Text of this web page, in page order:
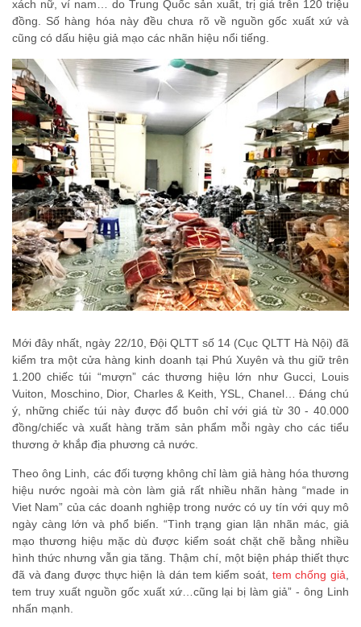
xách nữ, ví nam… do Trung Quốc sản xuất, trị giá trên 120 triệu
đồng. Số hàng hóa này đều chưa rõ về nguồn gốc xuất xứ và
cũng có dấu hiệu giả mạo các nhãn hiệu nổi tiếng.
Mới đây nhất, ngày 22/10, Đội QLTT số 14 (Cục QLTT Hà Nội) đã
kiểm tra một cửa hàng kinh doanh tại Phú Xuyên và thu giữ trên
1.200 chiếc túi “mượn” các thương hiệu lớn như Gucci, Louis
Vuiton, Moschino, Dior, Charles & Keith, YSL, Chanel… Đáng chú
ý, những chiếc túi này được đổ buôn chỉ với giá từ 30 - 40.000
đồng/chiếc và xuất hàng trăm sản phẩm mỗi ngày cho các tiểu
thương ở khắp địa phương cả nước.
Theo ông Linh, các đối tượng không chỉ làm giả hàng hóa thương
hiệu nước ngoài mà còn làm giả rất nhiều nhãn hàng “made in
Viet Nam” của các doanh nghiệp trong nước có uy tín với quy mô
ngày càng lớn và phổ biến. “Tình trạng gian lận nhãn mác, giả
mạo thương hiệu mặc dù được kiểm soát chặt chẽ bằng nhiều
hình thức nhưng vẫn gia tăng. Thậm chí, một biện pháp thiết thực
đã và đang được thực hiện là dán tem kiểm soát, tem chống giả,
tem truy xuất nguồn gốc xuất xứ…cũng lại bị làm giả” - ông Linh
nhấn mạnh.